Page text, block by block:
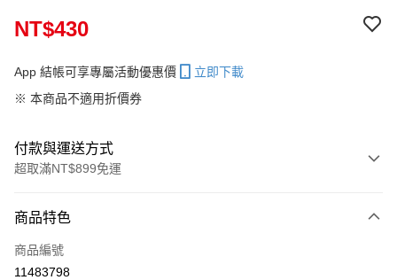
NT$430
App 結帳可享專屬活動優惠價
立即下載
※ 本商品不適用折價券
付款與運送方式
超取滿NT$899免運
信用卡一次付款
信用卡分期付款
商品特色
商品編號
11483798